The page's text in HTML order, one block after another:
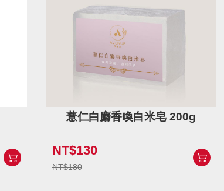
薏仁白麝香喚白米皂 200g
NT$130
NT$180